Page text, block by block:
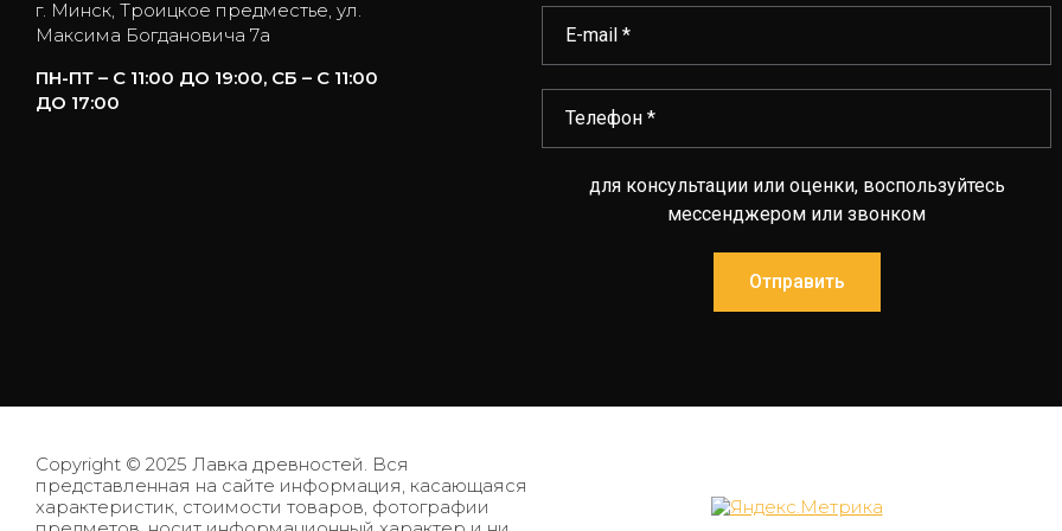
г. Минск, Троицкое предместье, ул.
Максима Богдановича 7а
ПН-ПТ – С 11:00 ДО 19:00, СБ – С 11:00
ДО 17:00
для консультации или оценки, воспользуйтесь
мессенджером или звонком
Отправить
Copyright © 2025 Лавка древностей. Вся
представленная на сайте информация, касающаяся
характеристик, стоимости товаров, фотографии